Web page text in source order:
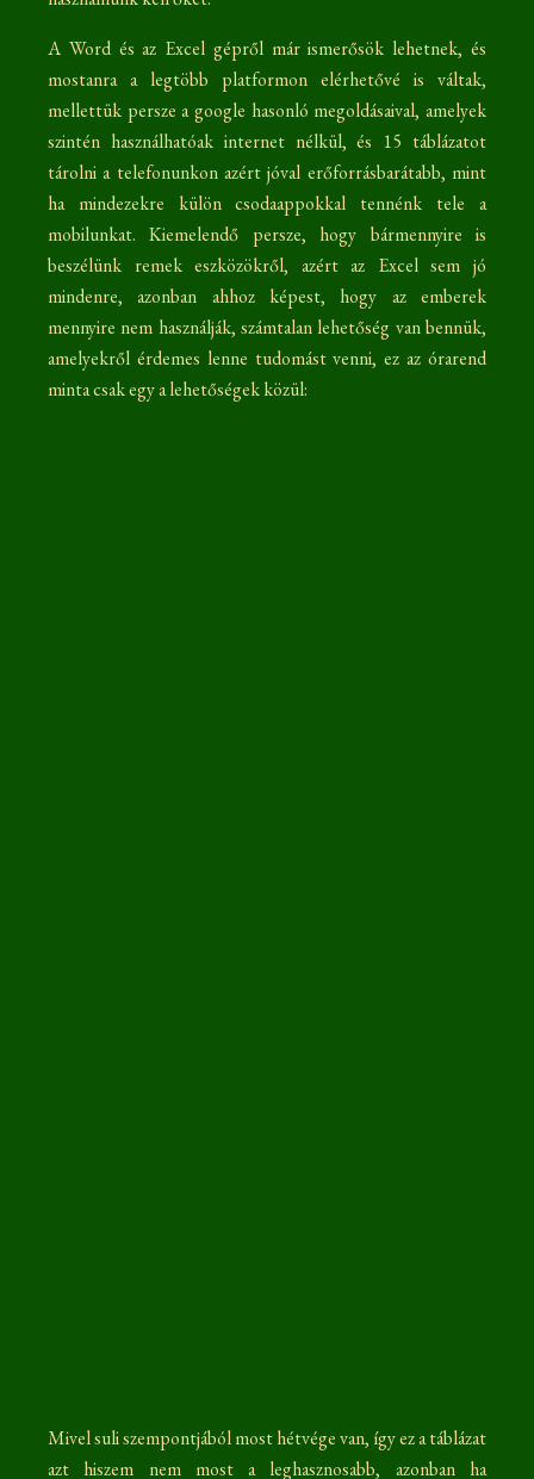
A Word és az Excel gépről már ismerősök lehetnek, és
mostanra a legtöbb platformon elérhetővé is váltak,
mellettük persze a google hasonló megoldásaival, amelyek
szintén használhatóak internet nélkül, és 15 táblázatot
tárolni a telefonunkon azért jóval erőforrásbarátabb, mint
ha mindezekre külön csodaappokkal tennénk tele a
mobilunkat. Kiemelendő persze, hogy bármennyire is
beszélünk remek eszközökről, azért az Excel sem jó
mindenre, azonban ahhoz képest, hogy az emberek
mennyire nem használják, számtalan lehetőség van bennük,
amelyekről érdemes lenne tudomást venni, ez az órarend
minta csak egy a lehetőségek közül:
Mivel suli szempontjából most hétvége van, így ez a táblázat
azt hiszem nem most a leghasznosabb, azonban ha